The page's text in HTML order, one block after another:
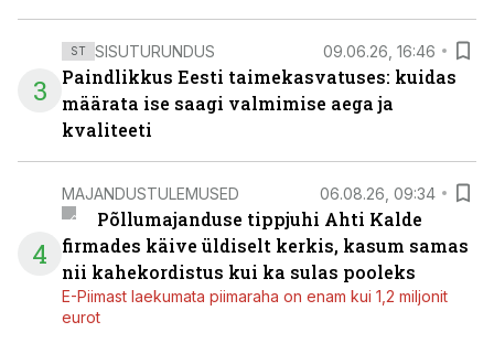
3
ST SISUTURUNDUS 09.06.26, 16:46
Paindlikkus Eesti taimekasvatuses: kuidas
määrata ise saagi valmimise aega ja
kvaliteeti
4
MAJANDUSTULEMUSED 06.08.26, 09:34
Põllumajanduse tippjuhi Ahti Kalde
firmades käive üldiselt kerkis, kasum samas
nii kahekordistus kui ka sulas pooleks
E-Piimast laekumata piimaraha on enam kui 1,2 miljonit
eurot